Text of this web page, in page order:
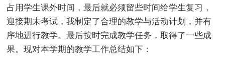
占用学生课外时间，最后就必须留些时间给学生复习，
迎接期末考试，我制定了合理的教学与活动计划，并有
序地进行教学。最后按时完成教学任务，取得了一些成
果。现对本学期的教学工作总结如下：